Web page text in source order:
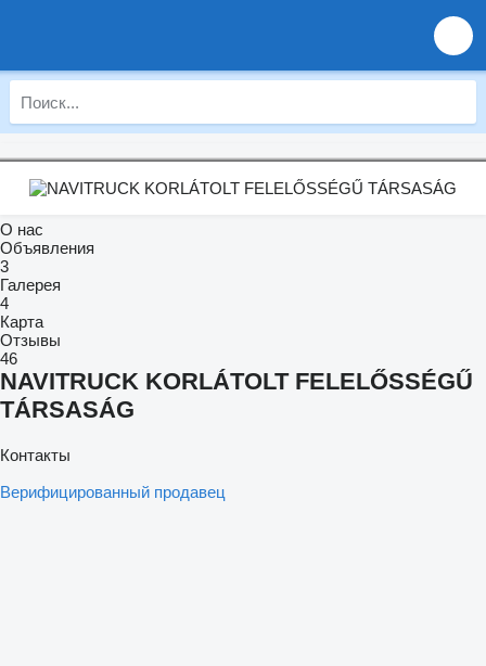
О нас
Объявления
3
Галерея
4
Карта
Отзывы
46
NAVITRUCK KORLÁTOLT FELELŐSSÉGŰ
TÁRSASÁG
Контакты
Верифицированный продавец